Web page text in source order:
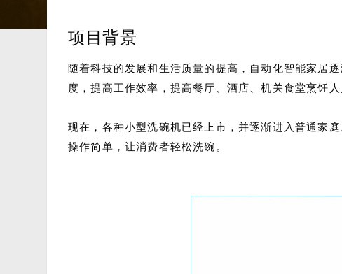
项目背景
随着科技的发展和生活质量的提高，自动化智能家居
度，提高工作效率，提高餐厅、酒店、机关食堂烹饪人
现在，各种小型洗碗机已经上市，并逐渐进入普通家
操作简单，让消费者轻松洗碗。